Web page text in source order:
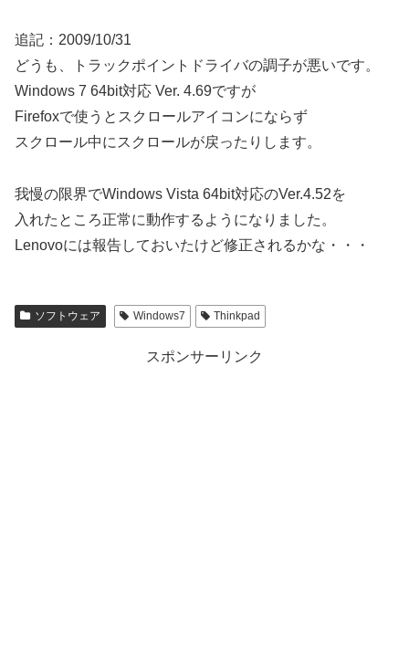
追記：2009/10/31
どうも、トラックポイントドライバの調子が悪いです。
Windows 7 64bit対応 Ver. 4.69ですが
Firefoxで使うとスクロールアイコンにならず
スクロール中にスクロールが戻ったりします。
我慢の限界でWindows Vista 64bit対応のVer.4.52を
入れたところ正常に動作するようになりました。
Lenovoには報告しておいたけど修正されるかな・・・
ソフトウェア Windows7 Thinkpad
スポンサーリンク